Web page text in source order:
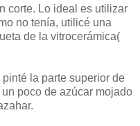
corte. Lo ideal es utilizar
no tenía, utilicé una
de la vitrocerámica(
la parte superior de
poco de azúcar mojado